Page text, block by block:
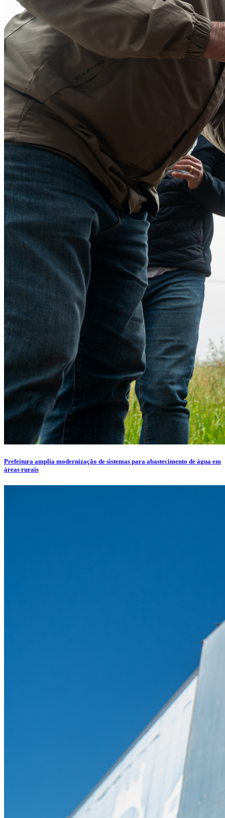
Prefeitura amplia modernização de sistemas para abastecimento de água em
áreas rurais